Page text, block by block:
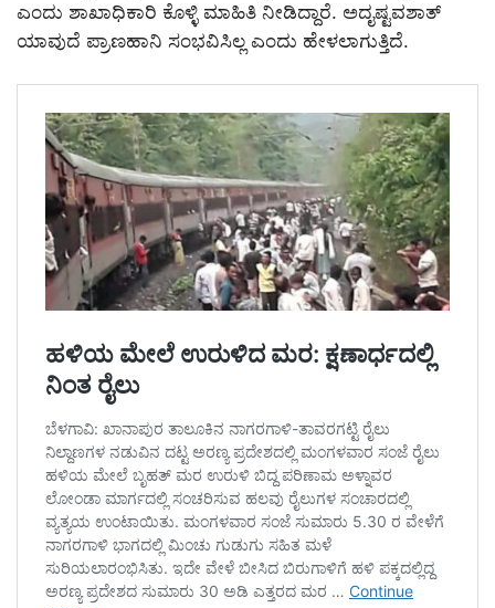
ಎಂದು ಶಾಖಾಧಿಕಾರಿ ಕೊಳ್ಳಿ ಮಾಹಿತಿ ನೀಡಿದ್ದಾರೆ. ಅದೖಷ್ಟವಶಾತ್
ಯಾವುದೆ ಪ್ರಾಣಹಾನಿ ಸಂಭವಿಸಿಲ್ಲ ಎಂದು ಹೇಳಲಾಗುತ್ತಿದೆ.